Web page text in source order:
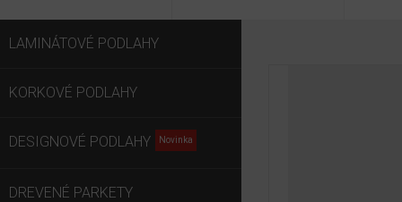
LAMINÁTOVÉ PODLAHY
KORKOVÉ PODLAHY
DESIGNOVÉ PODLAHY
DREVENÉ PARKETY